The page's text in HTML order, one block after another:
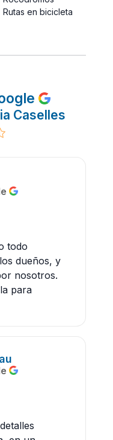
Rutas en bicicleta
Caselles
todo
dueños, y
nosotros.
para